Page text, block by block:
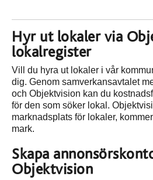
Hyr ut lokaler via
lokalregister
Vill du hyra ut lokaler i vår
dig. Genom samverkansavtalet
och Objektvision kan du
för den som söker lokal.
marknadsplats för lokaler,
mark.
Skapa
Objektvision